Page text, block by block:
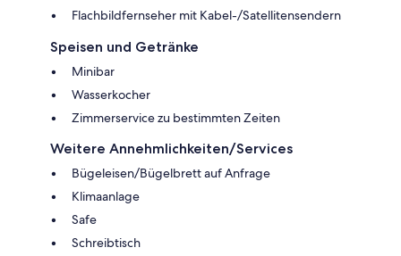
Flachbildfernseher mit Kabel-/Satellitensendern
Speisen und Getränke
Minibar
Wasserkocher
Zimmerservice zu bestimmten Zeiten
Weitere Annehmlichkeiten/Services
Bügeleisen/Bügelbrett auf Anfrage
Klimaanlage
Safe
Schreibtisch